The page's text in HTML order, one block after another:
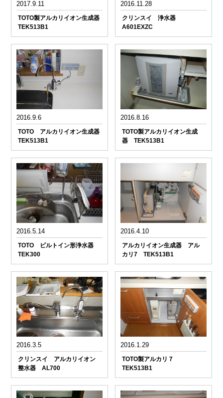
2017.9.11
TOTO製アルカリイオン生成器
TEK513B1
2016.11.28
クリンスイ 浄水器
A601EXZC
2016.9.6
TOTO アルカリイオン生成器
TEK513B1
2016.8.16
TOTO製アルカリイオン生成
器 TEK513B1
2016.5.14
TOTO ビルトイン形浄水器
TEK300
2016.4.10
アルカリイオン生成器 アル
カリ7 TEK513B1
2016.3.5
クリンスイ アルカリイオン
整水器 AL700
2016.1.29
TOTO製アルカリ７
TEK513B1